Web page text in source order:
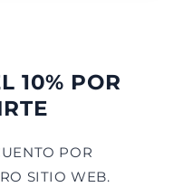
10% POR
POR
SITIO WEB.